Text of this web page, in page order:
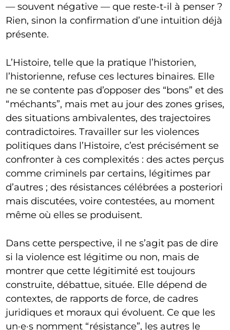
— souvent négative — que reste-t-il à penser ?
Rien, sinon la confirmation d’une intuition déjà
présente.
L’Histoire, telle que la pratique l’historien,
l’historienne, refuse ces lectures binaires. Elle
ne se contente pas d’opposer des “bons” et des
“méchants”, mais met au jour des zones grises,
des situations ambivalentes, des trajectoires
contradictoires. Travailler sur les violences
politiques dans l’Histoire, c’est précisément se
confronter à ces complexités : des actes perçus
comme criminels par certains, légitimes par
d’autres ; des résistances célébrées a posteriori
mais discutées, voire contestées, au moment
même où elles se produisent.
Dans cette perspective, il ne s’agit pas de dire
si la violence est légitime ou non, mais de
montrer que cette légitimité est toujours
construite, débattue, située. Elle dépend de
contextes, de rapports de force, de cadres
juridiques et moraux qui évoluent. Ce que les
un·e·s nomment “résistance”, les autres le